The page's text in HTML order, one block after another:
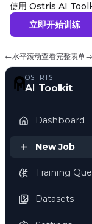
使用 Ostris AI
立即开始训练
←水平滚动查看完整表单→
AI Toolkit